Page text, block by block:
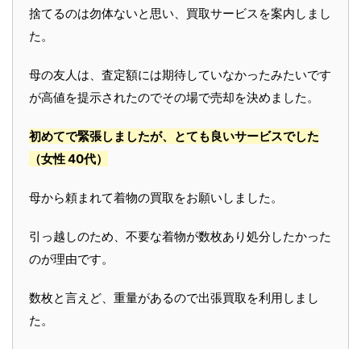
捨てるのは勿体ないと思い、買取サービスを案内しまし
た。
母の友人は、査定額には期待していなかったみたいです
が高値を提示されたのでその場で売却を決めました。
初めてで緊張しましたが、とても良いサービスでした
（女性 40代）
母から頼まれて着物の買取をお願いしました。
引っ越しのため、不要な着物が数枚あり処分したかった
のが理由です。
数枚と言えど、重量があるので出張買取を利用しまし
た。